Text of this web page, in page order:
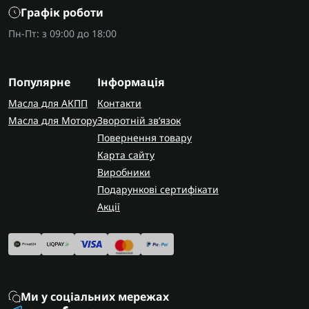
На що звернути увагу
точний код трансмісії за шильдиком, щоб
потрібної товщини.
AUTOSHIFT швидко та надійно доставляє
замовлення по всій Україні. У Запоріжжі
виконуємо заміну фрикційних пакетів з повною
гарантією на всі виконані роботи.
Графік роботи
Пн-Пт: з 09:00 до 18:00
Популярне
Масла для АКПП
Масла для Мотору
Інформація
Контакти
Зворотній зв’язок
Повернення товару
Карта сайту
Виробники
Подарункові сертифікати
Акції
Ми у соціальних мережах